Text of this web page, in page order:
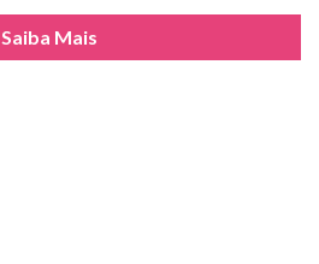
Saiba Mais